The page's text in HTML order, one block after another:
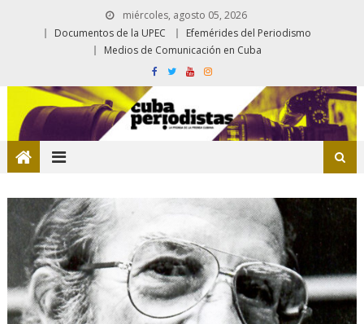
miércoles, agosto 05, 2026
Documentos de la UPEC
Efemérides del Periodismo
Medios de Comunicación en Cuba